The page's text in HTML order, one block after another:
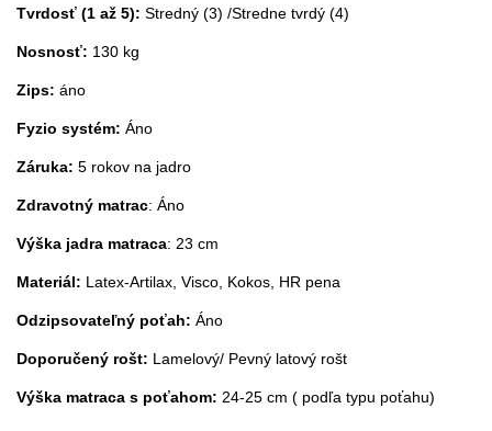
Tvrdosť (1 až 5): Stredný (3) /Stredne tvrdý (4)
Nosnosť: 130 kg
Zips: áno
Fyzio systém: Áno
Záruka: 5 rokov na jadro
Zdravotný matrac: Áno
Výška jadra matraca: 23 cm
Materiál: Latex-Artilax, Visco, Kokos, HR pena
Odzipsovateľný poťah: Áno
Doporučený rošt: Lamelový/ Pevný latový rošt
Výška matraca s poťahom: 24-25 cm ( podľa typu poťahu)